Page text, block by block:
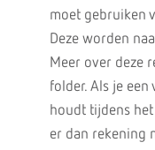
moet gebruiken
Deze worden
Meer over deze
folder. Als je
houdt tijdens
er dan rekening